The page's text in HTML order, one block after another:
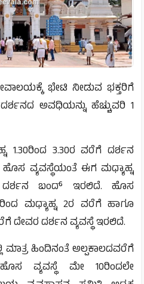
ದೇವಾಲಯಕ್ಕೆ ಭೇಟಿ ನೀಡುವ ಭಕ್ತರಿಗೆ
ಅವಧಿಯನ್ನು ಹೆಚ್ಚುವರಿ 1
1.30ರಿಂದ 3.30ರ ವರೆಗೆ ದರ್ಶನ
ಹೊಸ ವ್ಯವಸ್ಥೆಯಂತೆ ಈಗ ಮಧ್ಯಾಹ್ನ
ದರ್ಶನ ಬಂದ್ ಇರಲಿದೆ. ಹೊಸ
ಮಧ್ಯಾಹ್ನ 2ರ ವರೆಗೆ ಹಾಗೂ
ದೇವರ ದರ್ಶನ ವ್ಯವಸ್ಥೆ ಇರಲಿದೆ.
ಹಿಂದಿನಂತೆ ಅಲ್ಪಕಾಲದವರೆಗೆ
ವ್ಯವಸ್ಥೆ ಮೇ 10ರಿಂದಲೇ